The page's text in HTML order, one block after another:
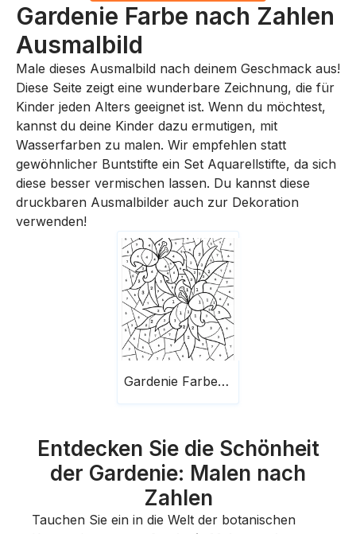
Gardenie Farbe nach Zahlen
Ausmalbild
Male dieses Ausmalbild nach deinem Geschmack aus!
Diese Seite zeigt eine wunderbare Zeichnung, die für
Kinder jeden Alters geeignet ist. Wenn du möchtest,
kannst du deine Kinder dazu ermutigen, mit
Wasserfarben zu malen. Wir empfehlen statt
gewöhnlicher Buntstifte ein Set Aquarellstifte, da sich
diese besser vermischen lassen. Du kannst diese
druckbaren Ausmalbilder auch zur Dekoration
verwenden!
Gardenie Farbe nach Zahlen
Entdecken Sie die Schönheit
der Gardenie: Malen nach
Zahlen
Tauchen Sie ein in die Welt der botanischen